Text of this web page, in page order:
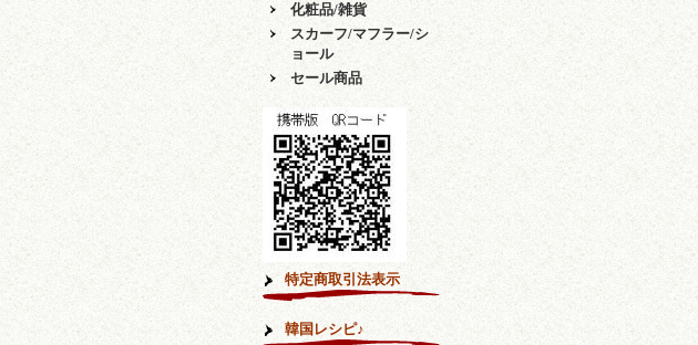
化粧品/雑貨
スカーフ/マフラー/シ
ョール
セール商品
特定商取引法表示
韓国レシピ♪